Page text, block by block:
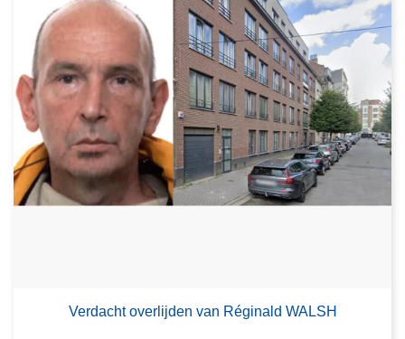
Verdacht overlijden van Réginald WALSH